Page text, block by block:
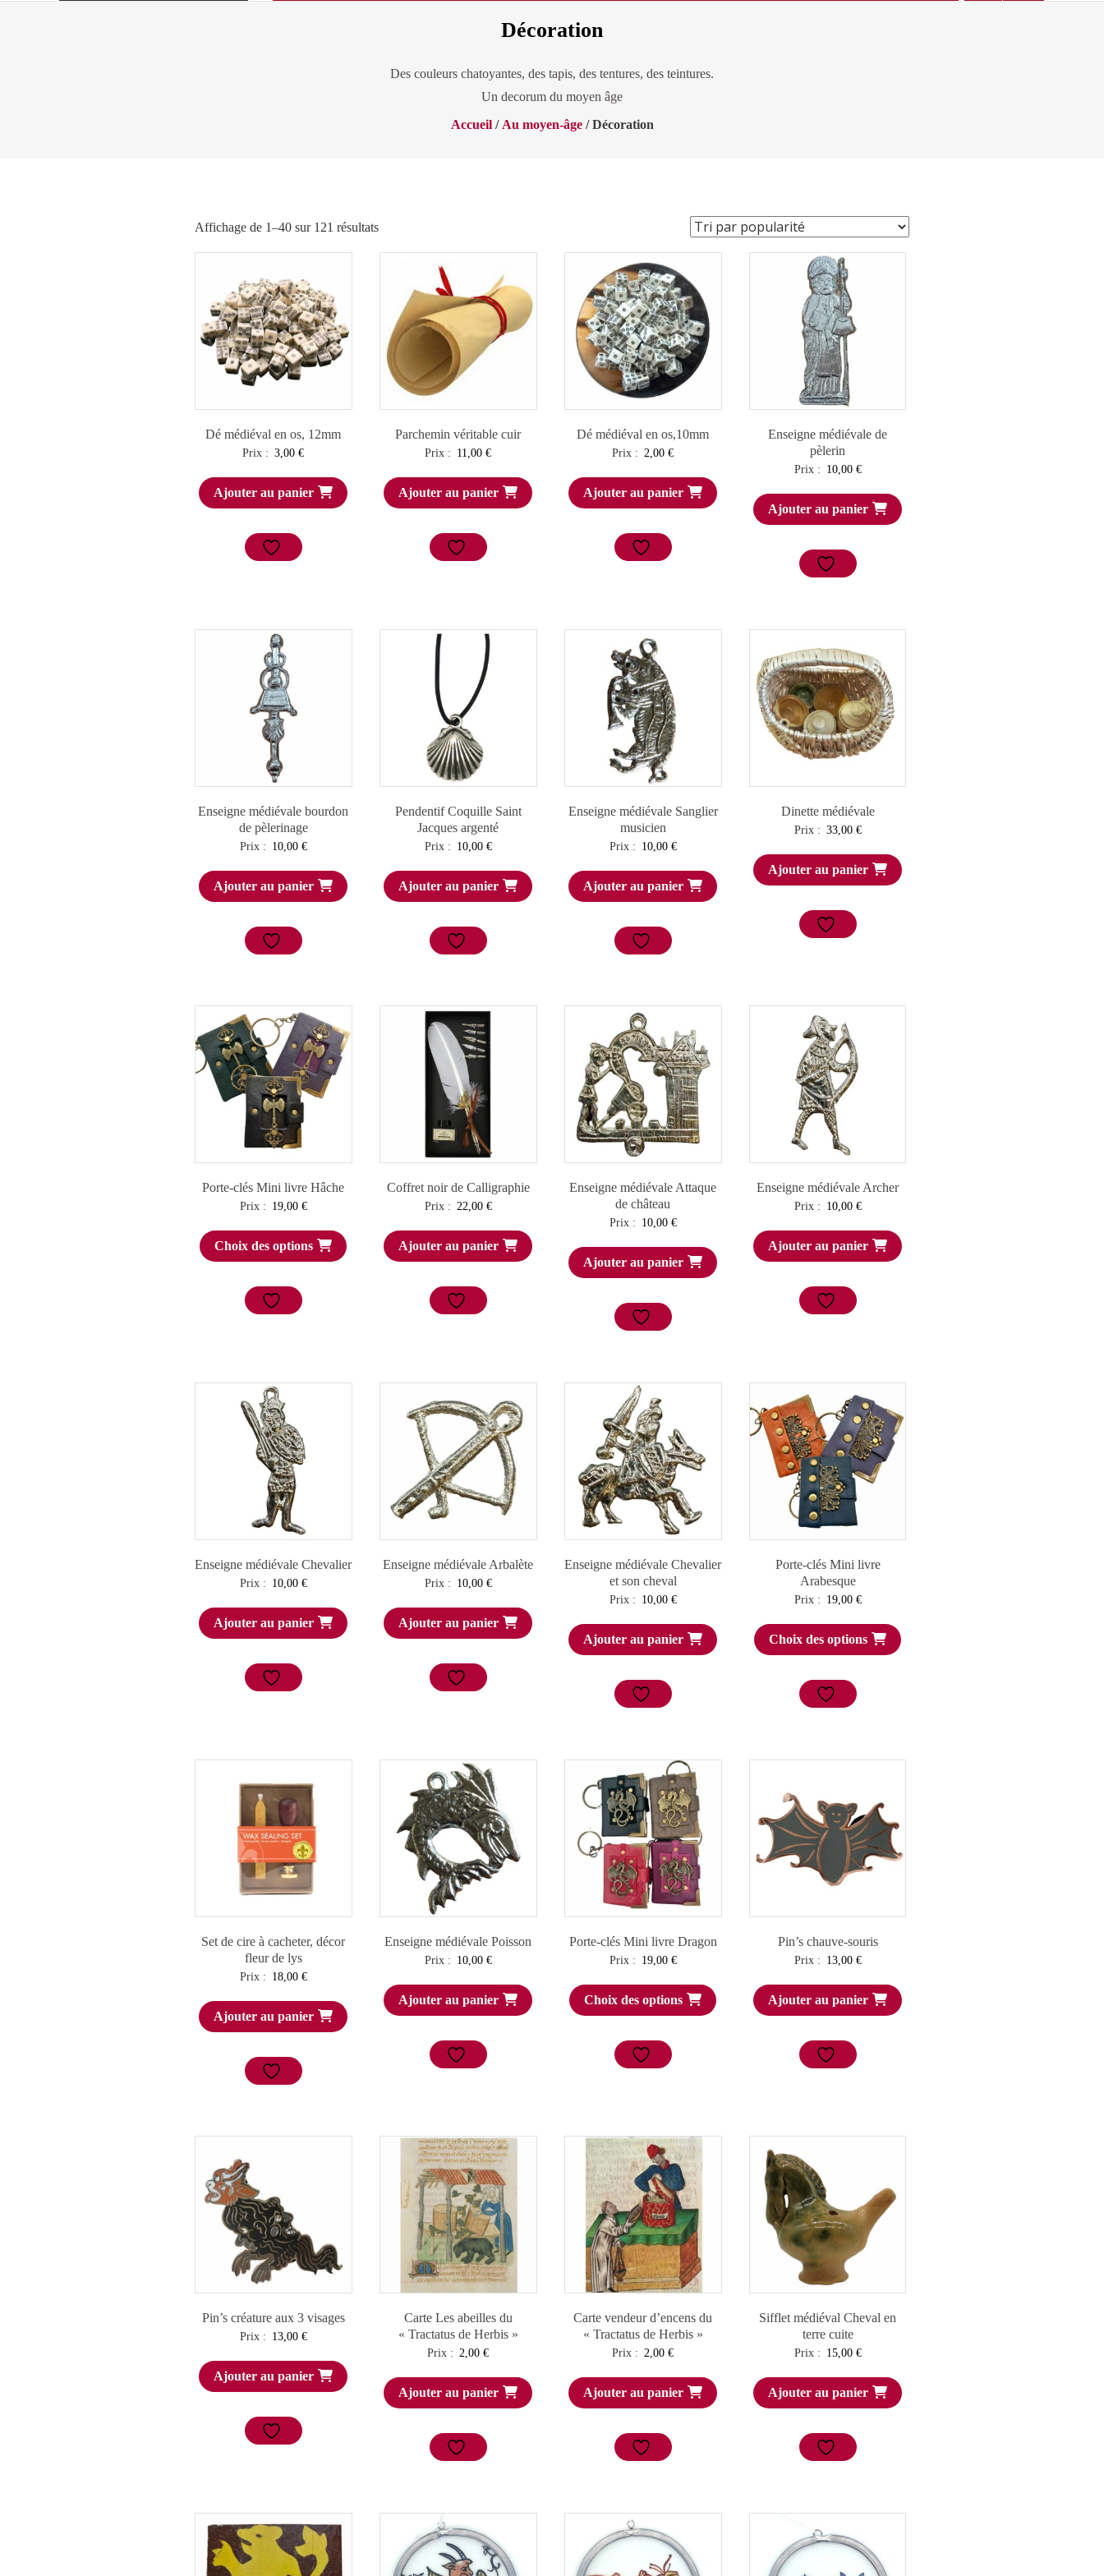
Décoration
Des couleurs chatoyantes, des tapis, des tentures, des teintures.
Un decorum du moyen âge
Accueil/ Au moyen-âge/ Décoration
Affichage de 1–40 sur 121 résultatsTrié
par
Dé médiéval en os, 12mm
Prix : 3,00€
Ajouter au panier
Parchemin véritable cuir
Prix : 11,00€
Ajouter au panier
Dé médiéval en os,10mm
Prix : 2,00€
Ajouter au panier
Enseigne médiévale de
pèlerin
Prix : 10,00 €
Ajouter au panier
Enseigne médiévale bourdon
de pèlerinage
Prix : 10,00 €
Ajouter au panier
Pendentif Coquille Saint
Jacques argenté
Prix : 10,00 €
Ajouter au panier
Enseigne médiévale Sanglier
musicien
Prix : 10,00 €
Ajouter au panier
Dinette médiévale
Prix : 33,00 €
Ajouter au panier
Porte-clés Mini livre Hâche
Prix : 19,00 €
Choix des options
Coffret noir de Calligraphie
Prix : 22,00 €
Ajouter au panier
Enseigne médiévale Attaque
de château
Prix : 10,00 €
Ajouter au panier
Enseigne médiévale Archer
Prix : 10,00 €
Ajouter au panier
Enseigne médiévale Chevalier
Prix : 10,00 €
Ajouter au panier
Enseigne médiévale Arbalète
Prix : 10,00 €
Ajouter au panier
Enseigne médiévale Chevalier
et son cheval
Prix : 10,00 €
Ajouter au panier
Porte-clés Mini livre
Arabesque
Prix : 19,00 €
Choix des options
Set de cire à cacheter, décor
fleur de lys
Prix : 18,00 €
Ajouter au panier
Enseigne médiévale Poisson
Prix : 10,00 €
Ajouter au panier
Porte-clés Mini livre Dragon
Prix : 19,00 €
Choix des options
Pin’s chauve-souris
Prix : 13,00 €
Ajouter au panier
Pin’s créature aux 3 visages
Prix : 13,00 €
Ajouter au panier
Carte Les abeilles du
« Tractatus de Herbis »
Prix : 2,00€
Ajouter au panier
Carte vendeur d’encens du
« Tractatus de Herbis »
Prix : 2,00€
Ajouter au panier
Sifflet médiéval Cheval en
terre cuite
Prix : 15,00 €
Ajouter au panier